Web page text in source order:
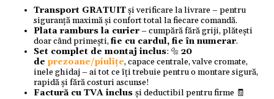
Transport GRATUITși verificare la livrare – pentru
siguranță maximă și confort total la fiecare comandă.
Plata ramburs la curier– cumpără fără griji, plătești
doar când primești,fie cu cardul, fie în numerar.
Set complet de montaj inclus: 🔩 20
de prezoane/piulițe, capace centrale, valve cromate,
inele ghidaj – ai tot ce îți trebuie pentru o montare sigură,
rapidă și fără costuri ascunse!
Factură cu TVA inclus și deductibil pentru firme 🧾